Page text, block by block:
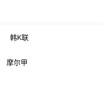
韩K联
摩尔甲